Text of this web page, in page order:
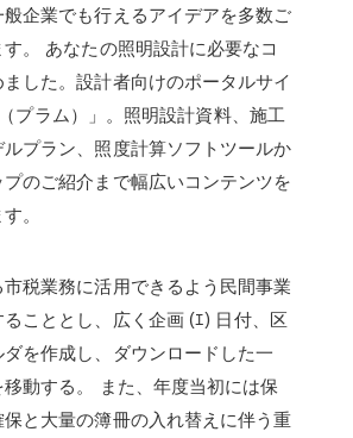
企業でも行えるアイデアを多数ご
。 あなたの照明設計に必要なコ
した。設計者向けのポータルサイ
プラム）」。照明設計資料、施工
プラン、照度計算ソフトツールか
のご紹介まで幅広いコンテンツを
。
税業務に活用できるよう民間事業
こととし、広く企画 (ｴ) 日付、区
を作成し、ダウンロードした一
動する。 また、年度当初には保
と大量の簿冊の入れ替えに伴う重